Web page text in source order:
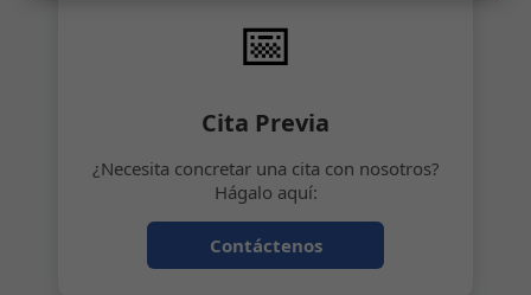
📅
Cita Previa
¿Necesita concretar una cita con nosotros?
Hágalo aquí:
Contáctenos